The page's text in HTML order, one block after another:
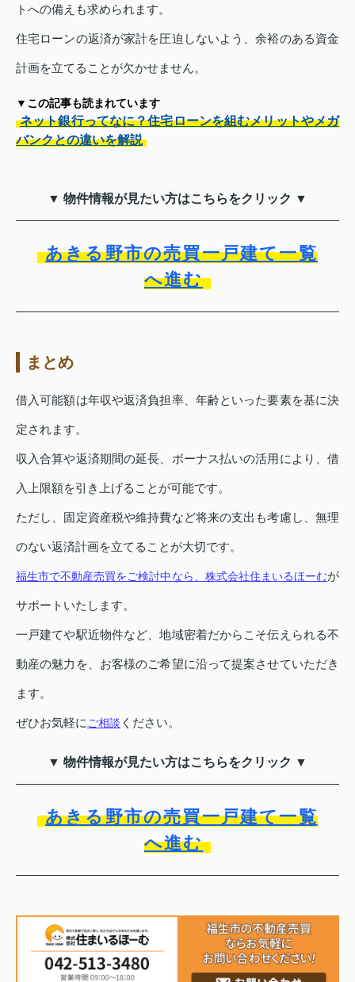
トへの備えも求められます。
住宅ローンの返済が家計を圧迫しないよう、余裕のある資金
計画を立てることが欠かせません。
▼この記事も読まれています
ネット銀行ってなに？住宅ローンを組むメリットやメガ
バンクとの違いを解説
▼ 物件情報が見たい方はこちらをクリック ▼
あきる野市の売買一戸建て一覧
へ進む
まとめ
借入可能額は年収や返済負担率、年齢といった要素を基に決
定されます。
収入合算や返済期間の延長、ボーナス払いの活用により、借
入上限額を引き上げることが可能です。
ただし、固定資産税や維持費など将来の支出も考慮し、無理
のない返済計画を立てることが大切です。
福生市で不動産売買をご検討中なら、株式会社住まいるほーむが
サポートいたします。
一戸建てや駅近物件など、地域密着だからこそ伝えられる不
動産の魅力を、お客様のご希望に沿って提案させていただき
ます。
ぜひお気軽に ご相談 ください。
▼ 物件情報が見たい方はこちらをクリック ▼
あきる野市の売買一戸建て一覧
へ進む